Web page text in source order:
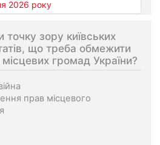
2026 року
точку зору київських
що треба обмежити
місцевих громад України?
прав місцевого